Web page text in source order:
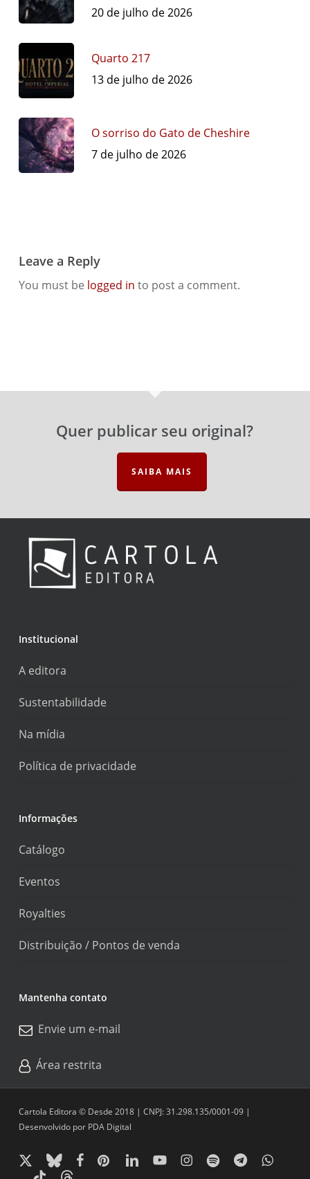
20 de julho de 2026
Quarto 217
13 de julho de 2026
O sorriso do Gato de Cheshire
7 de julho de 2026
Leave a Reply
You must be logged in to post a comment.
Quer publicar seu original?
SAIBA MAIS
Institucional
A editora
Sustentabilidade
Na mídia
Política de privacidade
Informações
Catálogo
Eventos
Royalties
Distribuição / Pontos de venda
Mantenha contato
Envie um e-mail
Área restrita
Cartola Editora © Desde 2018 | CNPJ: 31.298.135/0001-09 |
Desenvolvido por PDA Digital
x-
twitter
bluesky facebookpinterestlinkedinyoutubeinstagram
spotify telegramwhatsapp
tiktok
threads